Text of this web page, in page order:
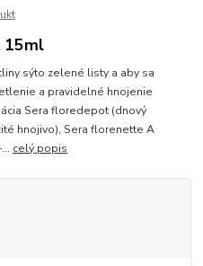
15ml
sýto zelené listy a aby sa
a pravidelné hnojenie
Sera floredepot (dnový
hnojivo), Sera florenette A
celý popis